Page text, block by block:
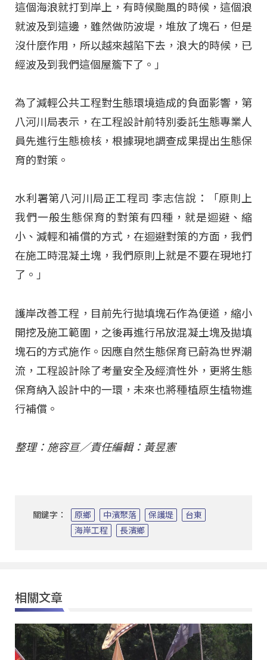
這個海浪就打到岸上，有時候颱風的時候，這個浪
就波及到這邊，雖然做防波堤，堆放了塊石，但是
沒什麼作用，所以越來越陷下去，浪大的時候，已
經波及到我們這個屋簷下了。」
為了減輕公共工程對生態環境造成的負面影響，第
八河川局表示，在工程設計前特別委託生態專業人
員先進行生態檢核，根據現地調查成果提出生態保
育的對策。
水利署第八河川局正工程司 李志信說：「原則上
我們一般生態保育的對策有四種，就是迴避、縮
小、減輕和補償的方式，在迴避對策的方面，我們
在施工時混凝土塊，我們原則上就是不要在現地打
了。」
護岸改善工程，目前先行拋填塊石作為便道，縮小
開挖及施工範圍，之後再進行吊放混凝土塊及拋填
塊石的方式施作。因應自然生態保育已蔚為世界潮
流，工程設計除了考量安全及經濟性外，更將生態
保育納入設計中的一環，未來也將種植原生植物進
行補償。
整理：施容亘／責任編輯：黃昱憲
關鍵字： 原鄉 中濱聚落 保護堤
台東
海岸工程
長濱鄉
相關文章